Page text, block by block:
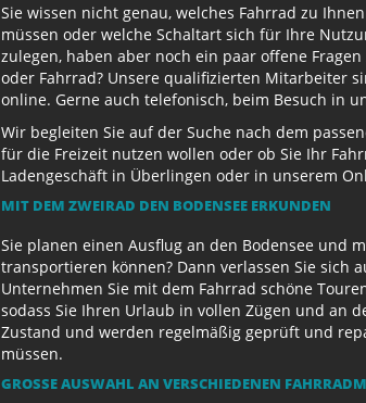
Sie wissen nicht genau, welches Fahrrad zu
müssen oder welche Schaltart sich für Ihre
zulegen, haben aber noch ein paar offene
oder Fahrrad? Unsere qualifizierten Mitarbeiter
online. Gerne auch telefonisch, beim Besuch in
Wir begleiten Sie auf der Suche nach dem
für die Freizeit nutzen wollen oder ob Sie Ihr
Ladengeschäft in Überlingen oder in unserem
MIT DEM ZWEIRAD DEN BODENSEE ERKUNDEN
Sie planen einen Ausflug an den Bodensee und
transportieren können? Dann verlassen Sie
Unternehmen Sie mit dem Fahrrad schöne
sodass Sie Ihren Urlaub in vollen Zügen und an
Zustand und werden regelmäßig geprüft und
müssen.
GROSSE AUSWAHL AN VERSCHIEDENEN